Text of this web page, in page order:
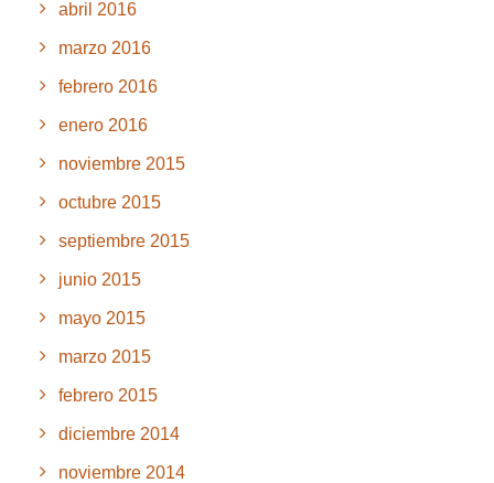
abril 2016
marzo 2016
febrero 2016
enero 2016
noviembre 2015
octubre 2015
septiembre 2015
junio 2015
mayo 2015
marzo 2015
febrero 2015
diciembre 2014
noviembre 2014